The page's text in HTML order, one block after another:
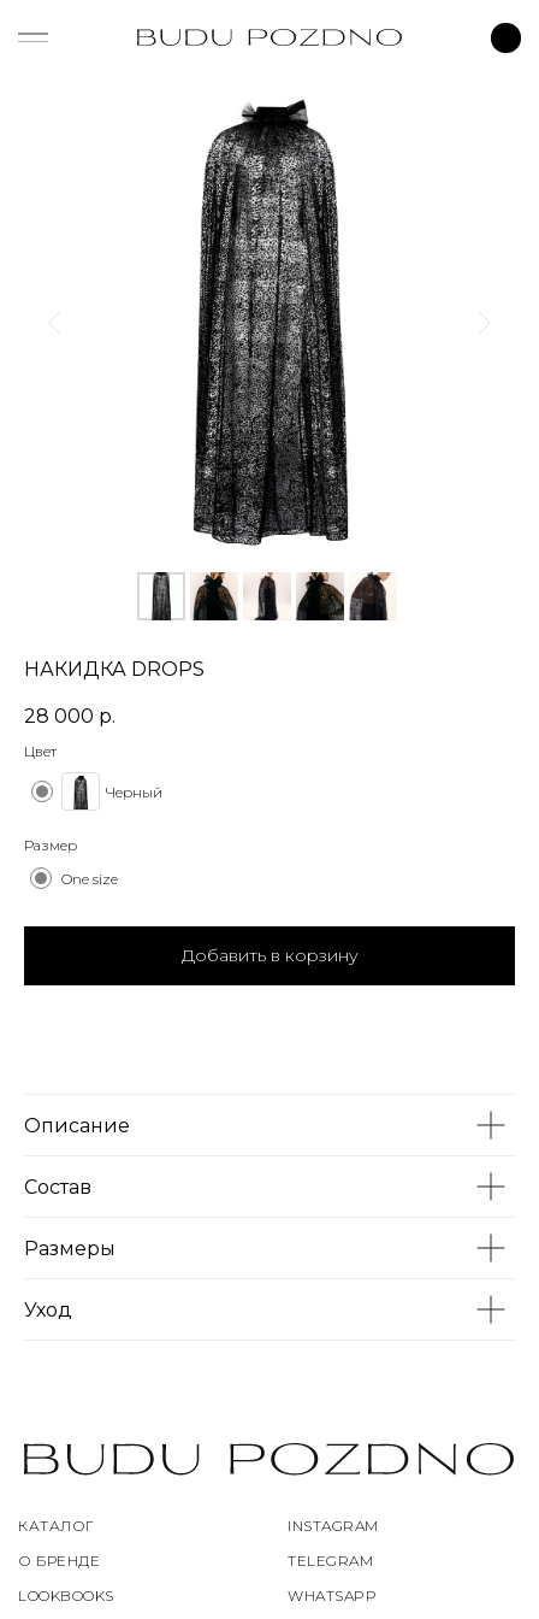
НАКИДКА DROPS
28 000 р.
Цвет
Черный
Размер
One size
Добавить в корзину
Описание
Состав
Размеры
Уход
КАТАЛОГ
О БРЕНДЕ
LOOKBOOKS
INSTAGRAM
TELEGRAM
WHATSAPP